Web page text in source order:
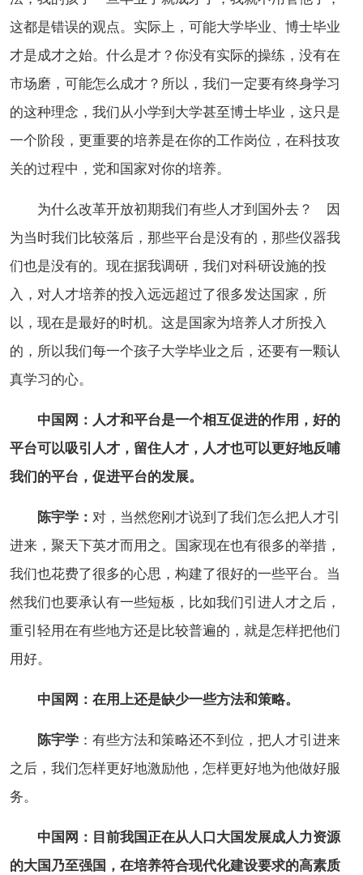
这都是错误的观点。实际上，可能大学毕业、博士毕业
才是成才之始。什么是才？你没有实际的操练，没有在
市场磨，可能怎么成才？所以，我们一定要有终身学习
的这种理念，我们从小学到大学甚至博士毕业，这只是
一个阶段，更重要的培养是在你的工作岗位，在科技攻
关的过程中，党和国家对你的培养。
为什么改革开放初期我们有些人才到国外去？ 因
为当时我们比较落后，那些平台是没有的，那些仪器我
们也是没有的。现在据我调研，我们对科研设施的投
入，对人才培养的投入远远超过了很多发达国家，所
以，现在是最好的时机。这是国家为培养人才所投入
的，所以我们每一个孩子大学毕业之后，还要有一颗认
真学习的心。
中国网：人才和平台是一个相互促进的作用，好的
平台可以吸引人才，留住人才，人才也可以更好地反哺
我们的平台，促进平台的发展。
陈宇学： 对，当然您刚才说到了我们怎么把人才引
进来，聚天下英才而用之。国家现在也有很多的举措，
我们也花费了很多的心思，构建了很好的一些平台。当
然我们也要承认有一些短板，比如我们引进人才之后，
重引轻用在有些地方还是比较普遍的，就是怎样把他们
用好。
中国网：在用上还是缺少一些方法和策略。
陈宇学 ：有些方法和策略还不到位，把人才引进来
之后，我们怎样更好地激励他，怎样更好地为他做好服
务。
中国网：目前我国正在从人口大国发展成人力资源
的大国乃至强国，在培养符合现代化建设要求的高素质